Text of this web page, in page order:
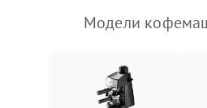
Модели